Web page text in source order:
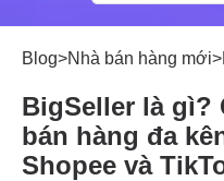
Blog>Nhà bán hàng mới>
BigSeller là gì?
bán hàng đa
Shopee và